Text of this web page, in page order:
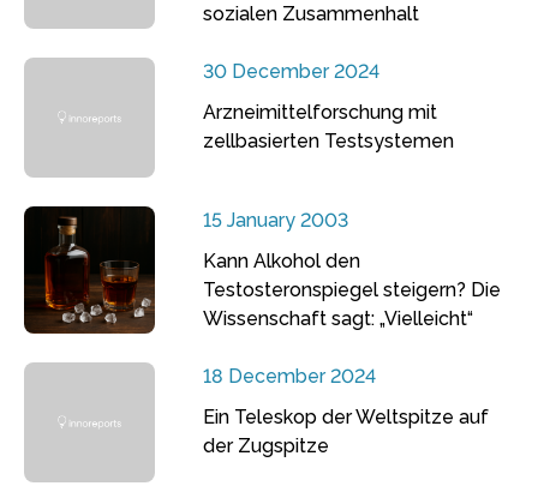
sozialen Zusammenhalt
30 December 2024
Arzneimittelforschung mit
zellbasierten Testsystemen
15 January 2003
Kann Alkohol den
Testosteronspiegel steigern? Die
Wissenschaft sagt: „Vielleicht“
18 December 2024
Ein Teleskop der Weltspitze auf
der Zugspitze